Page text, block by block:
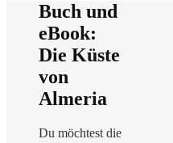
Buch und
eBook:
Die Küste
von
Almeria
Du möchtest die